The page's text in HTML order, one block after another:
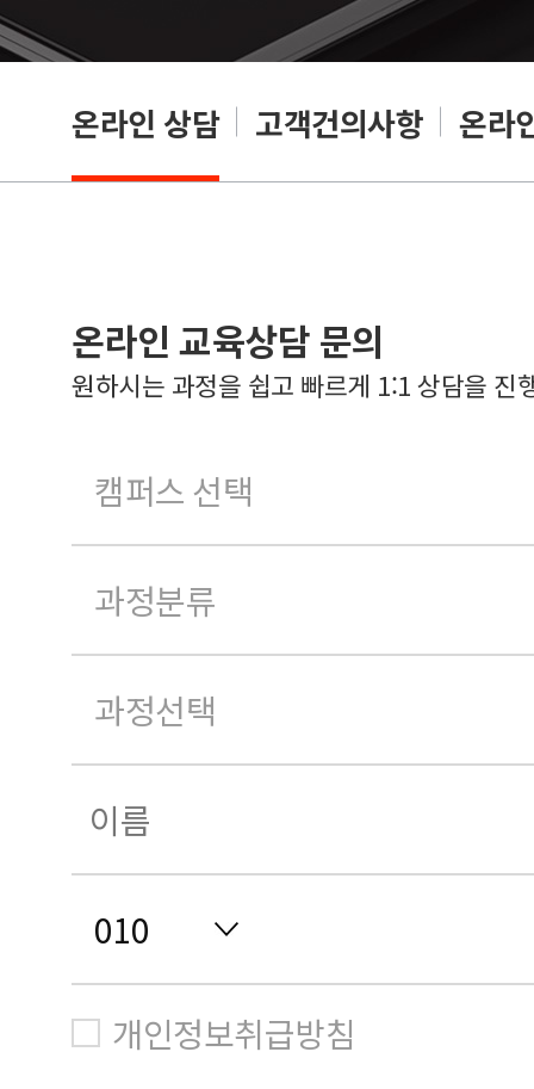
온라인 상담 고객건의사항 온라
온라인 교육상담 문의
원하시는 과정을 쉽고 빠르게 1:1 상담을 진
개인정보취급방침